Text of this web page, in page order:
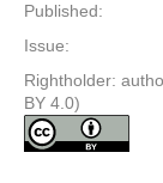
Published:
Issue:
Rightholder:
BY 4.0)